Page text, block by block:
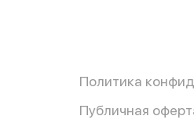
Политика
Публичная